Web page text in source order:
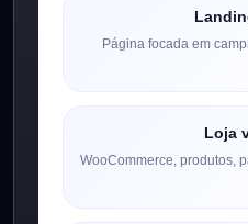
Página focada em
Loja
WooCommerce, produtos,